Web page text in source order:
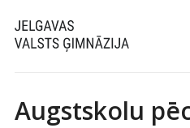
Augstskolu